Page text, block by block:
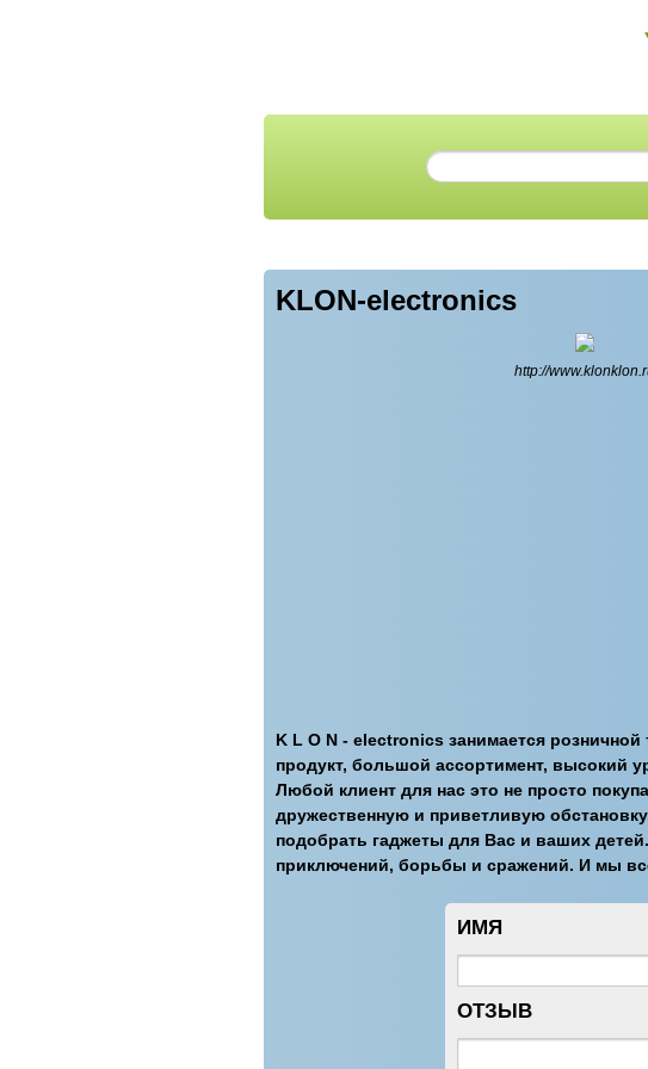
KLON-electronics
http://
K L O N - electronics занимается
продукт, большой ассортимент, высокий
Любой клиент для нас это не просто
дружественную и приветливую
подобрать гаджеты для Вас и ваших
приключений, борьбы и сражений. И мы
ИМЯ
ОТЗЫВ